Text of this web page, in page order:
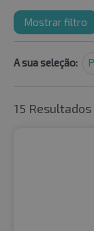
Mostrar filtro
A sua seleção:
15 Resultados